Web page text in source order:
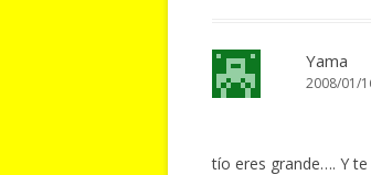
Yama
2008/01/
tío eres grande…. Y